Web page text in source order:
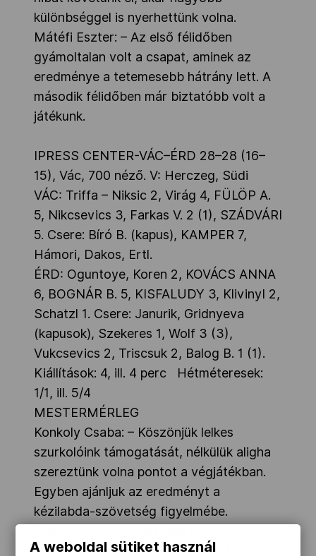
különbséggel is nyerhettünk volna.
Mátéfi Eszter: – Az első félidőben
gyámoltalan volt a csapat, aminek az
eredménye a tetemesebb hátrány lett. A
második félidőben már biztatóbb volt a
játékunk.
IPRESS CENTER-VÁC–ÉRD 28–28 (16–
15), Vác, 700 néző. V: Herczeg, Südi
VÁC: Triffa – Niksic 2, Virág 4, FÜLÖP A.
5, Nikcsevics 3, Farkas V. 2 (1), SZÁDVÁRI
5. Csere: Bíró B. (kapus), KAMPER 7,
Hámori, Dakos, Ertl.
ÉRD: Oguntoye, Koren 2, KOVÁCS ANNA
6, BOGNÁR B. 5, KISFALUDY 3, KlivinyI 2,
Schatzl 1. Csere: Janurik, Gridnyeva
(kapusok), Szekeres 1, Wolf 3 (3),
Vukcsevics 2, Triscsuk 2, Balog B. 1 (1).
Kiállítások: 4, ill. 4 perc Hétméteresek:
1/1, ill. 5/4
MESTERMÉRLEG
Konkoly Csaba: – Köszönjük lelkes
szurkolóink támogatását, nélkülük aligha
szereztünk volna pontot a végjátékban.
Egyben ajánljuk az eredményt a
kézilabda-szövetség figyelmébe.
küzdelem. Örülünk a megszerzett
A weboldal sütiket használ